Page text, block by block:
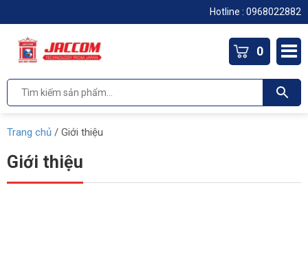
Hotline : 0968022882
0
Trang chủ / Giới thiệu
Giới thiệu